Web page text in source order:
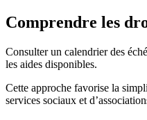
Comprendre les
Consulter un calendrier des
les aides disponibles.
Cette approche favorise la
services sociaux et